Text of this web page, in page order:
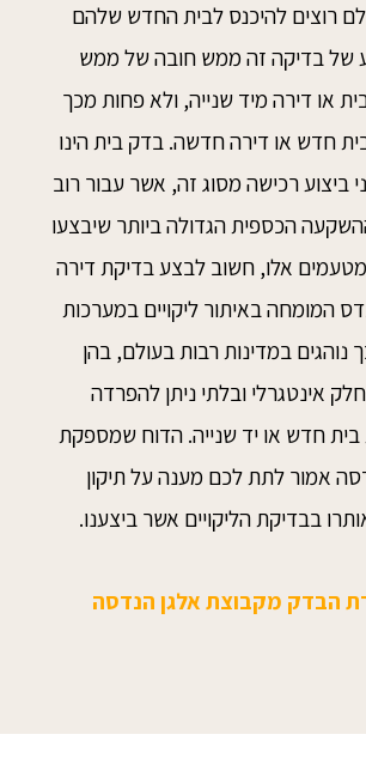
רוצים להיכנס לבית החדש שלהם
של בדיקה זה ממש חובה של ממש
או דירה מיד שנייה, ולא פחות מכך
חדש או דירה חדשה. בדק בית הינו
ביצוע רכישה מסוג זה, אשר עבור רוב
הכספית הגדולה ביותר שיבצעו
אלו, חשוב לבצע בדיקת דירה
המומחה באיתור ליקויים במערכות
נוהגים במדינות רבות בעולם, בהן
אינטגרלי ובלתי ניתן להפרדה
חדש או יד שנייה. הדוח שמספקת
אמור לתת לכם מענה על תיקון
בבדיקת הליקויים אשר ביצענו.
הבדק מקבוצת אלגן הנדסה